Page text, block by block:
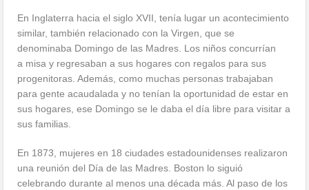
En Inglaterra hacia el siglo XVII, tenía lugar un acontecimiento
similar, también relacionado con la Virgen, que se
denominaba Domingo de las Madres. Los niños concurrían
a misa y regresaban a sus hogares con regalos para sus
progenitoras. Además, como muchas personas trabajaban
para gente acaudalada y no tenían la oportunidad de estar en
sus hogares, ese Domingo se le daba el día libre para visitar a
sus familias.
En 1873, mujeres en 18 ciudades estadounidenses realizaron
una reunión del Día de las Madres. Boston lo siguió
celebrando durante al menos una década más. Al paso de los